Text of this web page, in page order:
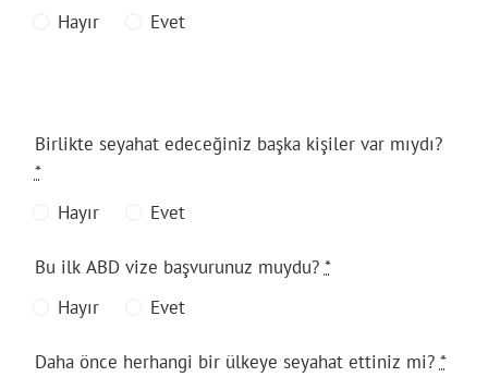
Hayır
Evet
Birlikte seyahat edeceğiniz başka kişiler var mıydı?
*
Hayır
Evet
Bu ilk ABD vize başvurunuz muydu?*
Hayır
Evet
Daha önce herhangi bir ülkeye seyahat ettiniz mi?*